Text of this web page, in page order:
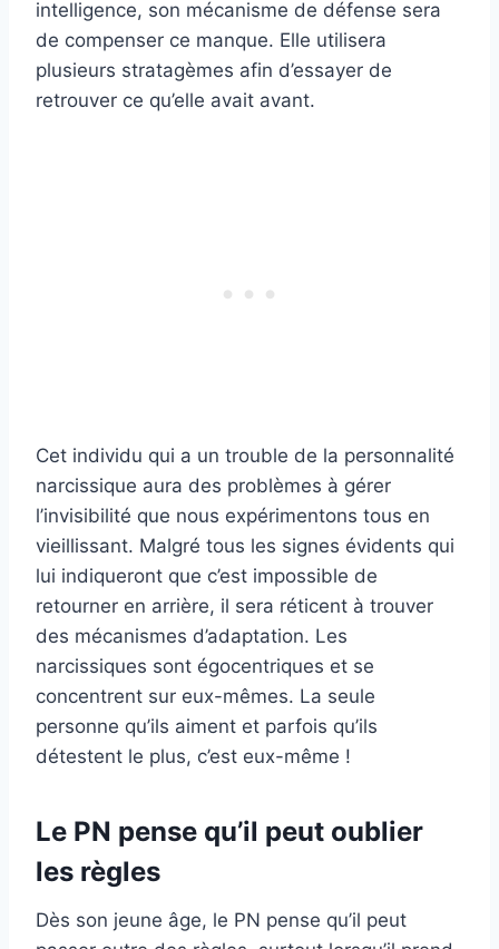
intelligence, son mécanisme de défense sera
de compenser ce manque. Elle utilisera
plusieurs stratagèmes afin d’essayer de
retrouver ce qu’elle avait avant.
Cet individu qui a un trouble de la personnalité
narcissique aura des problèmes à gérer
l’invisibilité que nous expérimentons tous en
vieillissant. Malgré tous les signes évidents qui
lui indiqueront que c’est impossible de
retourner en arrière, il sera réticent à trouver
des mécanismes d’adaptation. Les
narcissiques sont égocentriques et se
concentrent sur eux-mêmes. La seule
personne qu’ils aiment et parfois qu’ils
détestent le plus, c’est eux-même !
Le PN pense qu’il peut oublier
les règles
Dès son jeune âge, le PN pense qu’il peut